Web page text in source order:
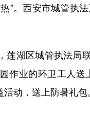
。西安市城管执
湖区城管执法局
作业的环卫工人
动，送上防暑礼包。